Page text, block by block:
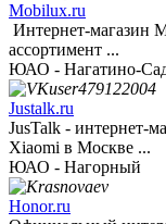
Mobilux.ru
Интернет-магазин
ассортимент ...
ЮАО - Нагатино-
Justalk.ru
JusTalk - интернет-
Xiaomi в Москве ...
ЮАО - Нагорный
Honor.ru